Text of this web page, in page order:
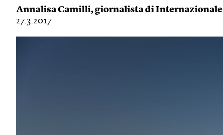
Annalisa Camilli, giornalista di Internazionale
27.3.2017